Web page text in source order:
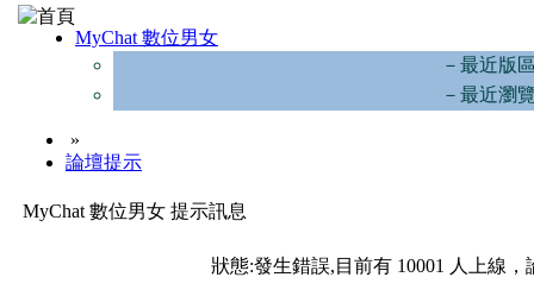
MyChat 數位男女
－最近版
－最近瀏
»
論壇提示
MyChat 數位男女 提示訊息
狀態:發生錯誤,目前有 10001 人上線